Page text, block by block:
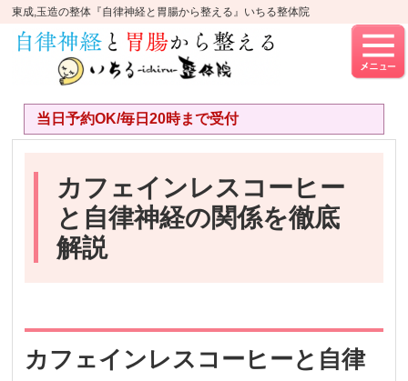
東成,玉造の整体『自律神経と胃腸から整える』いちる整体院
当日予約OK/毎日20時まで受付
カフェインレスコーヒー
と自律神経の関係を徹底
解説
カフェインレスコーヒーと自律